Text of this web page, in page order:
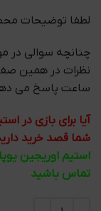
لطفا توضیحات
چنانچه سوالی در
ساعت پاسخ می
آیا برای بازی در
شما قصد خرید
استیم اوریجین
تماس باشید